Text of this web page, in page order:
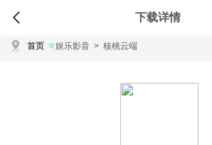
下载详情
首页 娱乐影音 > 核桃云端